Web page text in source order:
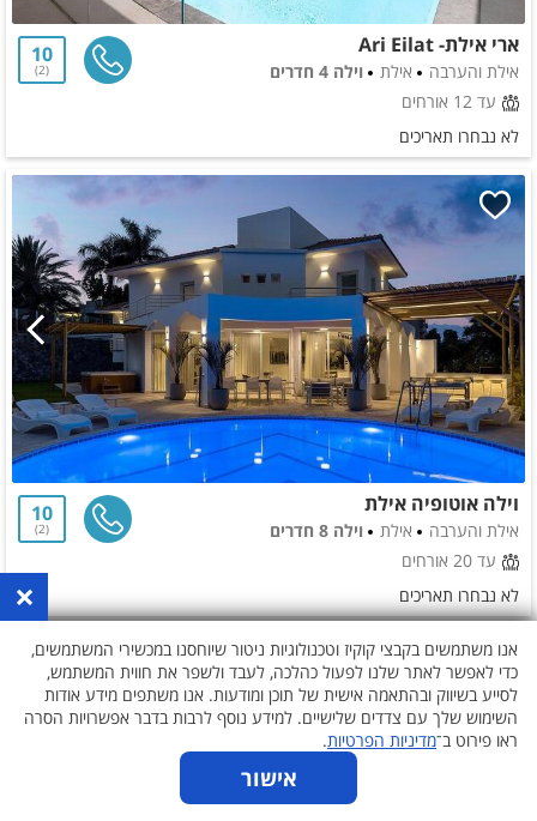
ארי אילת- Ari Eilat
אילת והערבה אילת
וילה 4 חדרים
עד 12 אורחים
10
2
לא נבחרו תאריכים
וילה אוטופיה אילת
אילת והערבה אילת
וילה 8 חדרים
עד 20 אורחים
10
2
לא נבחרו תאריכים ×
אנו משתמשים בקבצי קוקיז וטכנולוגיות ניטור שיוחסנו במכשירי המשתמשים,
כדי לאפשר לאתר שלנו לפעול כהלכה, לעבד ולשפר את חווית המשתמש,
לסייע בשיווק ובהתאמה אישית של תוכן ומודעות. אנו משתפים מידע אודות
השימוש שלך עם צדדים שלישיים. למידע נוסף לרבות בדבר אפשרויות הסרה
ראו פירוט ב־מדיניות הפרטיות.
אישור